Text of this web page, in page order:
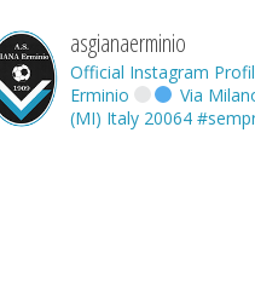
asgianaerminio
Official Instagram
Erminio
Via
(MI) Italy 20064